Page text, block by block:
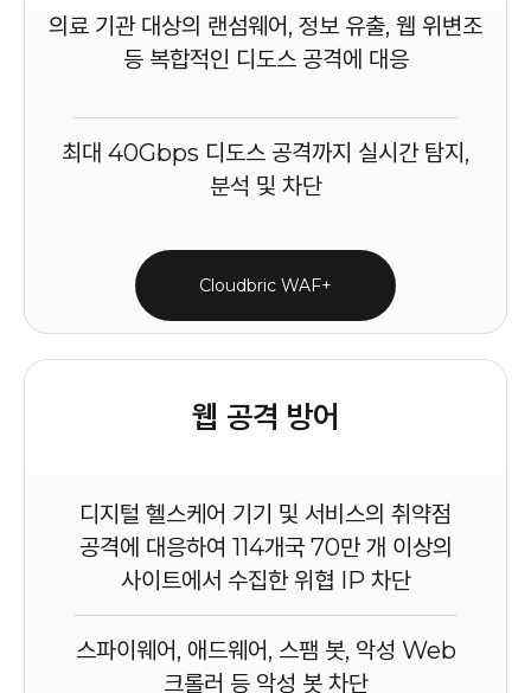
의료 기관 대상의 랜섬웨어, 정보 유출, 웹 위변조
등 복합적인 디도스 공격에 대응
최대 40Gbps 디도스 공격까지 실시간 탐지,
분석 및 차단
Cloudbric WAF+
웹 공격 방어
디지털 헬스케어 기기 및 서비스의 취약점
공격에 대응하여 114개국 70만 개 이상의
사이트에서 수집한 위협 IP 차단
스파이웨어, 애드웨어, 스팸 봇, 악성 Web
크롤러 등 악성 봇 차단